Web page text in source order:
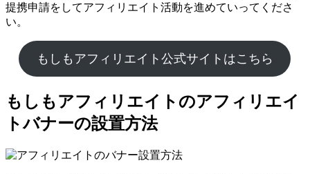
提携申請をしてアフィリエイト活動を進めていってくださ
い。
もしもアフィリエイト公式サイトはこちら
もしもアフィリエイトのアフィリエイ
トバナーの設置方法